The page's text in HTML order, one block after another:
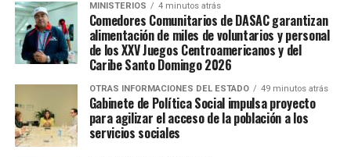
MINISTERIOS 4 minutos atrás
Comedores Comunitarios de DASAC garantizan
alimentación de miles de voluntarios y personal
de los XXV Juegos Centroamericanos y del
Caribe Santo Domingo 2026
OTRAS INFORMACIONES DEL ESTADO 49 minutos atrás
Gabinete de Política Social impulsa proyecto
para agilizar el acceso de la población a los
servicios sociales